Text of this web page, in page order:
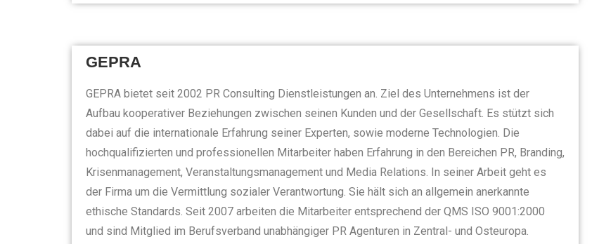
GEPRA
GEPRA bietet seit 2002 PR Consulting Dienstleistungen an. Ziel des Unternehmens ist der
Aufbau kooperativer Beziehungen zwischen seinen Kunden und der Gesellschaft. Es stützt sich
dabei auf die internationale Erfahrung seiner Experten, sowie moderne Technologien. Die
hochqualifizierten und professionellen Mitarbeiter haben Erfahrung in den Bereichen PR, Branding,
Krisenmanagement, Veranstaltungsmanagement und Media Relations. In seiner Arbeit geht es
der Firma um die Vermittlung sozialer Verantwortung. Sie hält sich an allgemein anerkannte
ethische Standards. Seit 2007 arbeiten die Mitarbeiter entsprechend der QMS ISO 9001:2000
und sind Mitglied im Berufsverband unabhängiger PR Agenturen in Zentral- und Osteuropa.